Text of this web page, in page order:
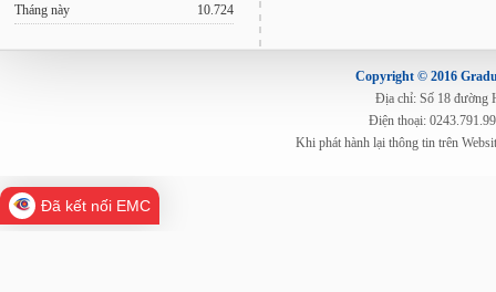
Tháng này
10.724
Copyright © 2016
Địa chỉ: Số 18 đường
Điện thoại:
Khi phát hành lại thông tin trên
Đã kết nối EMC